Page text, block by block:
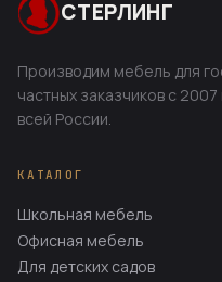
СТЕРЛИНГ
Производим мебель для
частных заказчиков с
всей России.
КАТАЛОГ
Школьная мебель
Офисная мебель
Для детских садов